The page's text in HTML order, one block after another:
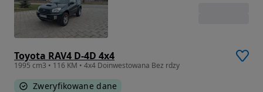
Toyota RAV4 D-4D 4x4
1995 cm3 • 116 KM • 4x4 Doinwestowana Bez rdzy
Zweryfikowane dane